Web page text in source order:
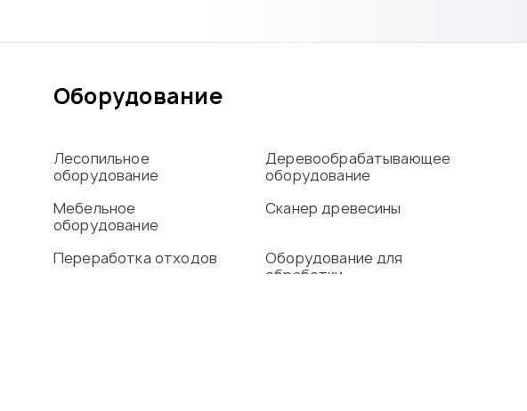
Оборудование
Лесопильное
оборудование
Деревообрабатывающее
оборудование
Мебельное
оборудование
Сканер древесины
Переработка отходов
Оборудование для
обработки